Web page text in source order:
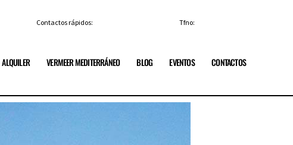
Contactos rápidos: Tfno:
ALQUILER VERMEER MEDITERRÁNEO BLOG EVENTOS CONTACTOS